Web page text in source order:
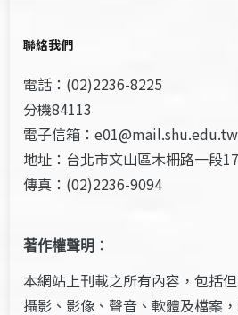
聯絡我們
電話：(02)2236-8225
分機84113
電子信箱：e01@mail.shu.edu.tw
地址：台北市文山區木柵路一段
傳真：(02)2236-9094
著作權聲明 ：
本網站上刊載之所有內容，包括
攝影、影像、聲音、軟體及檔案